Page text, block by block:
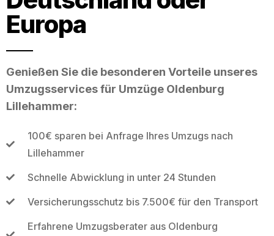
Europa
Genießen Sie die besonderen Vorteile unseres
Umzugsservices für Umzüge Oldenburg
Lillehammer:
100€ sparen bei Anfrage Ihres Umzugs nach
Lillehammer
Schnelle Abwicklung in unter 24 Stunden
Versicherungsschutz bis 7.500€ für den Transport
Erfahrene Umzugsberater aus Oldenburg